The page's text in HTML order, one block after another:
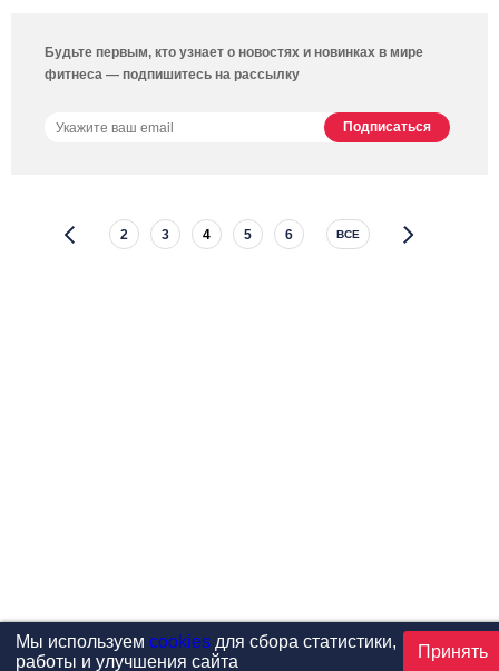
Будьте первым, кто узнает о новостях и новинках в мире
фитнеса — подпишитесь на рассылку
2 3 4 5 6 ВСЕ
Мы используем cookiesдля сбора статистики,
работы и улучшения сайта
Принять